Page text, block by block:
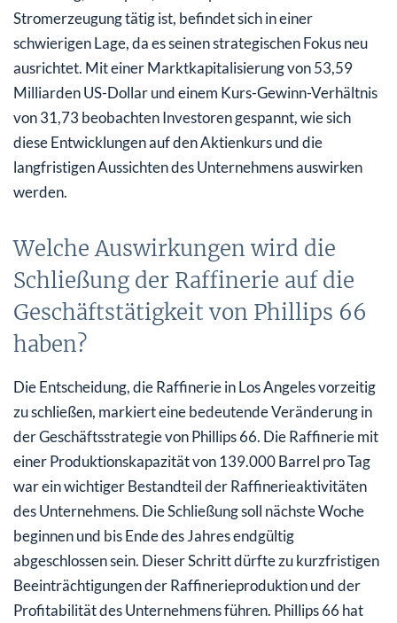
Stromerzeugung tätig ist, befindet sich in einer
schwierigen Lage, da es seinen strategischen Fokus neu
ausrichtet. Mit einer Marktkapitalisierung von 53,59
Milliarden US-Dollar und einem Kurs-Gewinn-Verhältnis
von 31,73 beobachten Investoren gespannt, wie sich
diese Entwicklungen auf den Aktienkurs und die
langfristigen Aussichten des Unternehmens auswirken
werden.
Welche Auswirkungen wird die
Schließung der Raffinerie auf die
Geschäftstätigkeit von Phillips 66
haben?
Die Entscheidung, die Raffinerie in Los Angeles vorzeitig
zu schließen, markiert eine bedeutende Veränderung in
der Geschäftsstrategie von Phillips 66. Die Raffinerie mit
einer Produktionskapazität von 139.000 Barrel pro Tag
war ein wichtiger Bestandteil der Raffinerieaktivitäten
des Unternehmens. Die Schließung soll nächste Woche
beginnen und bis Ende des Jahres endgültig
abgeschlossen sein. Dieser Schritt dürfte zu kurzfristigen
Beeinträchtigungen der Raffinerieproduktion und der
Profitabilität des Unternehmens führen. Phillips 66 hat